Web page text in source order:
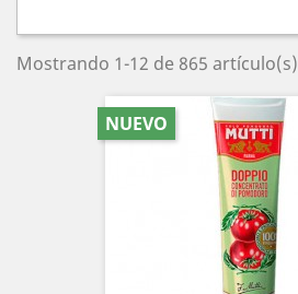
Mostrando 1-12 de 865 artículo(s)
NUEVO